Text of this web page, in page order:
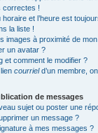
correctes !
horaire et l’heure est
la liste !
images à proximité de mon
un avatar ?
et comment le modifier ?
courrield’un membre,
de messages
sujet ou poster une
un message ?
à mes messages ?